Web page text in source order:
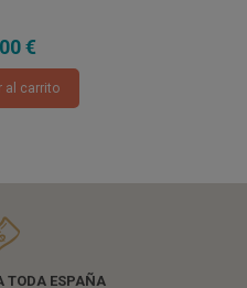
€
al carrito
TODA ESPAÑA